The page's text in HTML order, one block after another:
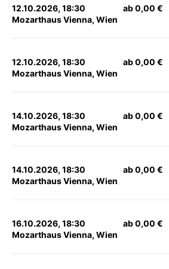
12.10.2026, 18:30
Mozarthaus Vienna, Wien
ab 0,00 €
12.10.2026, 18:30
Mozarthaus Vienna, Wien
ab 0,00 €
14.10.2026, 18:30
Mozarthaus Vienna, Wien
ab 0,00 €
14.10.2026, 18:30
Mozarthaus Vienna, Wien
ab 0,00 €
16.10.2026, 18:30
Mozarthaus Vienna, Wien
ab 0,00 €